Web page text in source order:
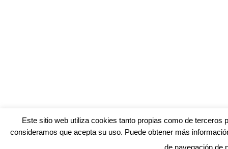
Este sitio web utiliza cookies tanto propias como de
consideramos que acepta su uso. Puede obtener más
de navegación de